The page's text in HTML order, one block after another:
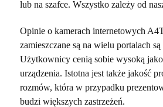
lub na szafce. Wszystko zależy od
Opinie o kamerach internetowych
zamieszczane są na wielu portalach
Użytkownicy cenią sobie wysoką
urządzenia. Istotna jest także jakość
rozmów, która w przypadku
budzi większych zastrzeżeń.